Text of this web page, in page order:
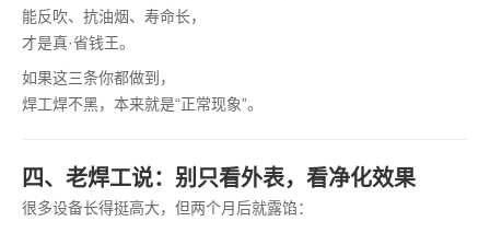
能反吹、抗油烟、寿命长，
才是真·省钱王。
如果这三条你都做到，
焊工焊不黑，本来就是“正常现象”。
四、老焊工说：别只看外表，看净化效果
很多设备长得挺高大，但两个月后就露馅：